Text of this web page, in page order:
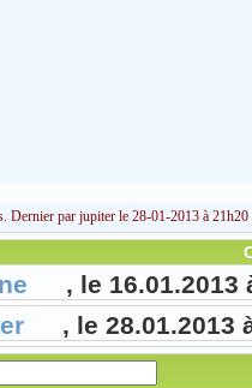
Dernier par jupiter le 28-01-2013 à
, le 16.01.2013
, le 28.01.2013